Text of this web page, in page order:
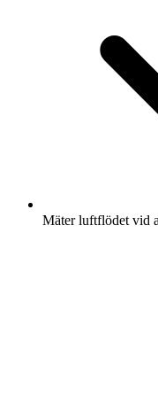
Mäter luftflödet vid